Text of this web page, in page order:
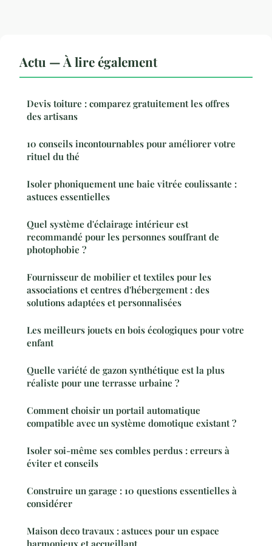
Actu — À lire également
Devis toiture : comparez gratuitement les offres
des artisans
10 conseils incontournables pour améliorer votre
rituel du thé
Isoler phoniquement une baie vitrée coulissante :
astuces essentielles
Quel système d'éclairage intérieur est
recommandé pour les personnes souffrant de
photophobie ?
Fournisseur de mobilier et textiles pour les
associations et centres d'hébergement : des
solutions adaptées et personnalisées
Les meilleurs jouets en bois écologiques pour votre
enfant
Quelle variété de gazon synthétique est la plus
réaliste pour une terrasse urbaine ?
Comment choisir un portail automatique
compatible avec un système domotique existant ?
Isoler soi-même ses combles perdus : erreurs à
éviter et conseils
Construire un garage : 10 questions essentielles à
considérer
Maison deco travaux : astuces pour un espace